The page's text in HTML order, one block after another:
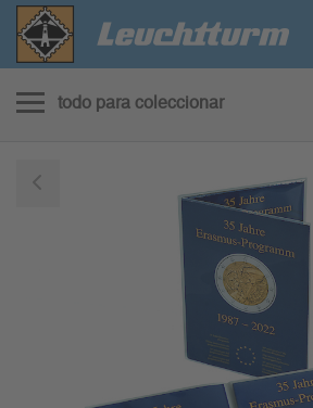
todo para coleccionar